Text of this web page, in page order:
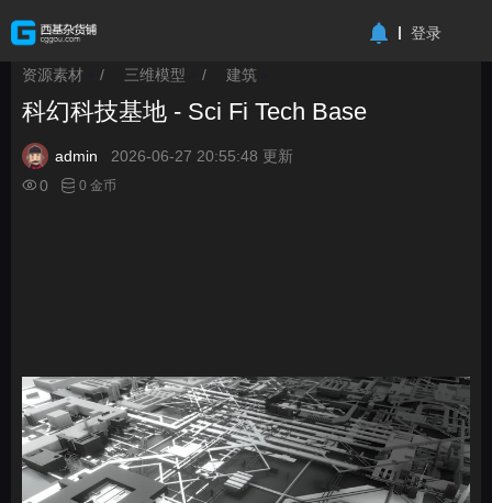
登录
资源素材 / 三维模型 / 建筑
科幻科技基地 - Sci Fi Tech Base
admin
2026-06-27 20:55:48 更新
0
0 金币